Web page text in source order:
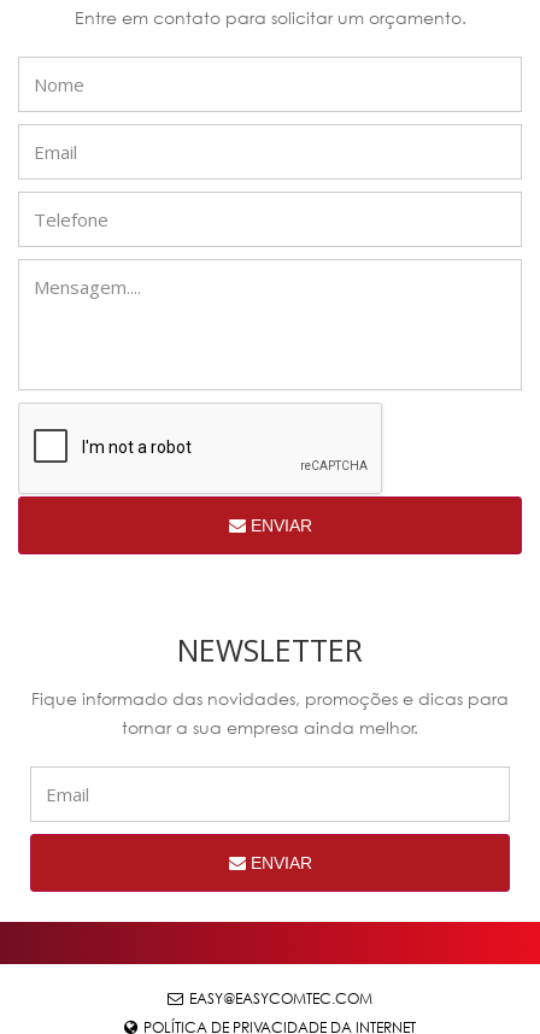
Entre em contato para solicitar um orçamento.
ENVIAR
NEWSLETTER
Fique informado das novidades, promoções e dicas para
tornar a sua empresa ainda melhor.
ENVIAR
EASY@EASYCOMTEC.COM
POLÍTICA DE PRIVACIDADE DA INTERNET